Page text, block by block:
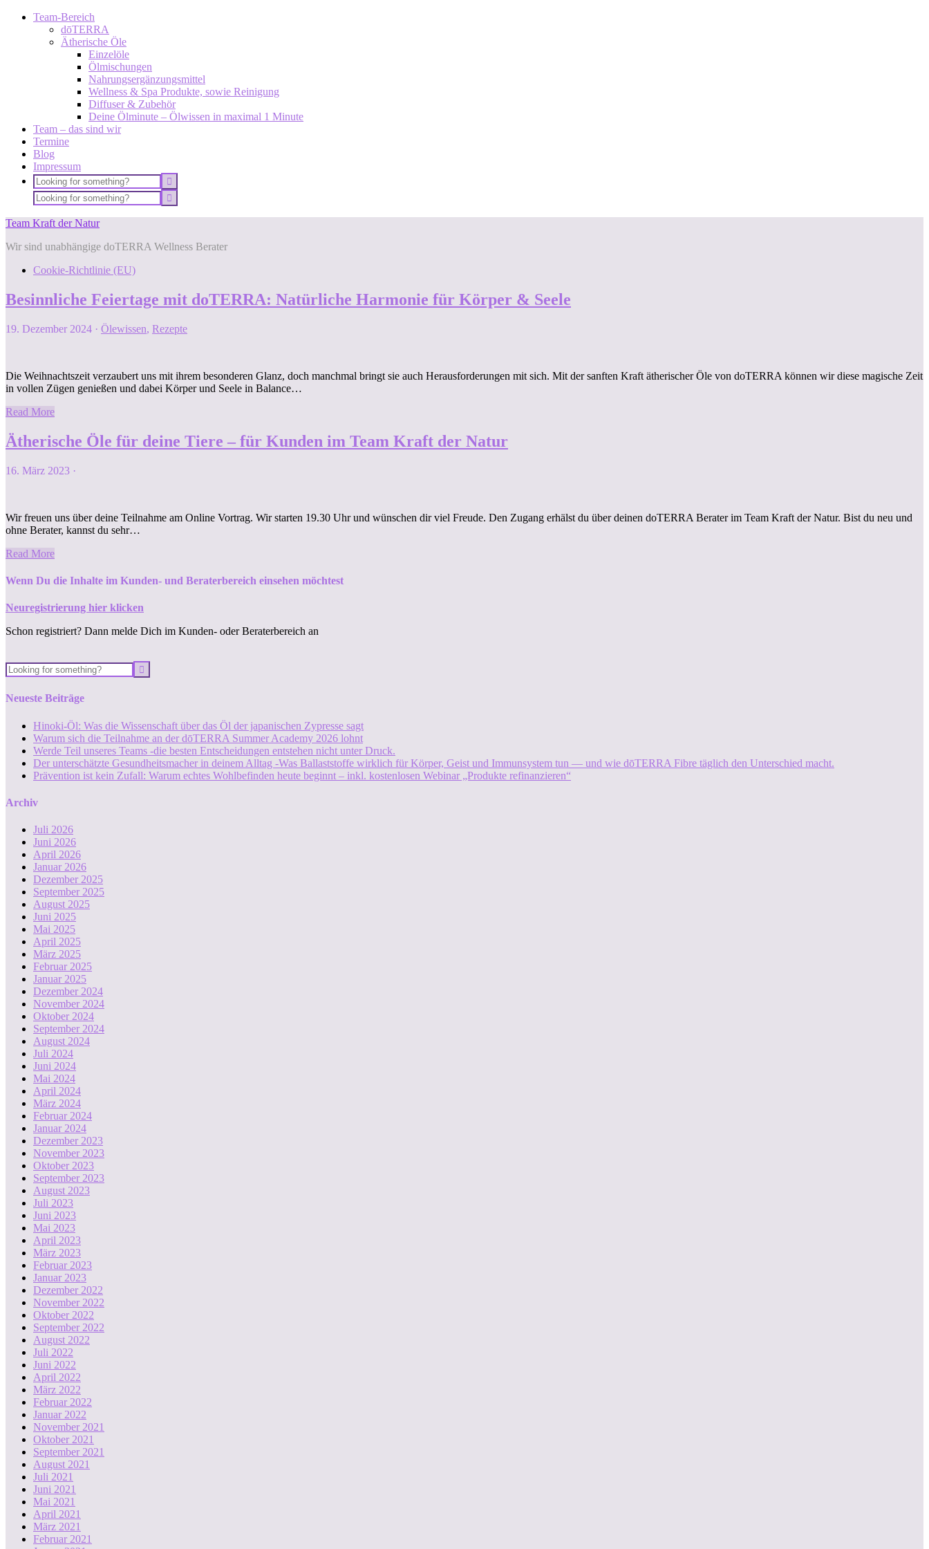
Team-Bereich
dōTERRA
Ätherische Öle
Einzelöle
Ölmischungen
Nahrungsergänzungsmittel
Wellness & Spa Produkte, sowie Reinigung
Diffuser & Zubehör
Deine Ölminute – Ölwissen in maximal 1 Minute
Team – das sind wir
Termine
Blog
Impressum
Team Kraft der Natur
Wir sind unabhängige doTERRA Wellness Berater
Cookie-Richtlinie (EU)
Besinnliche Feiertage mit doTERRA: Natürliche Harmonie für Körper & Seele
19. Dezember 2024 · Ölewissen, Rezepte
Die Weihnachtszeit verzaubert uns mit ihrem besonderen Glanz, doch manchmal bringt sie auch Herausforderungen mit sich. Mit der sanften Kraft ätherischer Öle von doTERRA können wir diese magische Zeit
in vollen Zügen genießen und dabei Körper und Seele in Balance…
Read More
Ätherische Öle für deine Tiere – für Kunden im Team Kraft der Natur
16. März 2023 ·
Wir freuen uns über deine Teilnahme am Online Vortrag. Wir starten 19.30 Uhr und wünschen dir viel Freude. Den Zugang erhälst du über deinen doTERRA Berater im Team Kraft der Natur. Bist du neu und
ohne Berater, kannst du sehr…
Read More
Wenn Du die Inhalte im Kunden- und Beraterbereich einsehen möchtest
Neuregistrierung hier klicken
Schon registriert? Dann melde Dich im Kunden- oder Beraterbereich an
Neueste Beiträge
Hinoki-Öl: Was die Wissenschaft über das Öl der japanischen Zypresse sagt
Warum sich die Teilnahme an der dōTERRA Summer Academy 2026 lohnt
Werde Teil unseres Teams -die besten Entscheidungen entstehen nicht unter Druck.
Der unterschätzte Gesundheitsmacher in deinem Alltag -Was Ballaststoffe wirklich für Körper, Geist und Immunsystem tun — und wie dōTERRA Fibre täglich den Unterschied macht.
Prävention ist kein Zufall: Warum echtes Wohlbefinden heute beginnt – inkl. kostenlosen Webinar „Produkte refinanzieren“
Archiv
Juli 2026
Juni 2026
April 2026
Januar 2026
Dezember 2025
September 2025
August 2025
Juni 2025
Mai 2025
April 2025
März 2025
Februar 2025
Januar 2025
Dezember 2024
November 2024
Oktober 2024
September 2024
August 2024
Juli 2024
Juni 2024
Mai 2024
April 2024
März 2024
Februar 2024
Januar 2024
Dezember 2023
November 2023
Oktober 2023
September 2023
August 2023
Juli 2023
Juni 2023
Mai 2023
April 2023
März 2023
Februar 2023
Januar 2023
Dezember 2022
November 2022
Oktober 2022
September 2022
August 2022
Juli 2022
Juni 2022
April 2022
März 2022
Februar 2022
Januar 2022
November 2021
Oktober 2021
September 2021
August 2021
Juli 2021
Juni 2021
Mai 2021
April 2021
März 2021
Februar 2021